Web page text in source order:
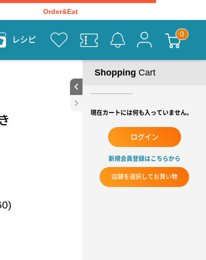
Order&Eat
レシピ
Shopping Cart
現在カートには何も入っていません。
ログイン
新規会員登録はこちらから
店舗を選択してお買い物